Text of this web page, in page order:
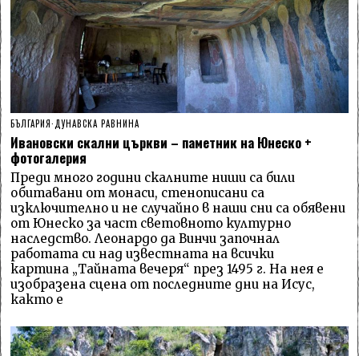
БЪЛГАРИЯ·ДУНАВСКА РАВНИНА
Ивановски скални църкви – паметник на Юнеско +
фотогалерия
Преди много години скалните ниши са били
обитавани от монаси, стенописани са
изключително и не случайно в наши сни са обявени
от Юнеско за част световното културно
наследство. Леонардо да Винчи започнал
работата си над известната на всички
картина „Тайната вечеря“ през 1495 г. На нея е
изобразена сцена от последните дни на Исус,
както е